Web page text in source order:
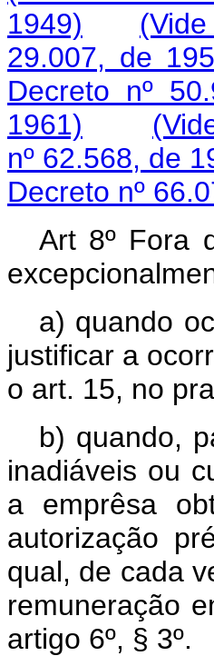
1949)
29.007, de
Decreto nº
1961)
nº 62.568, de
Decreto nº
Art 8º Fora
a) quando
justificar a
o art. 15, no
b) quando,
inadiáveis ou
a emprêsa
autorização
qual, de cada
remuneração
artigo 6º, § 3º.